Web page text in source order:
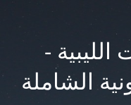
-
الشاملة